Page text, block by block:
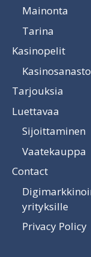
Mainonta
Tarina
Kasinopelit
Tarjouksia
Luettavaa
Sijoittaminen
Vaatekauppa
Contact
yrityksille
Privacy Policy